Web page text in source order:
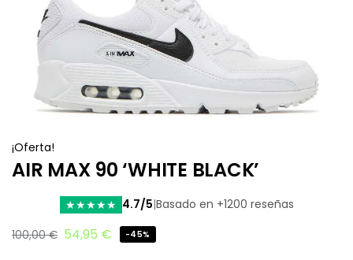
¡Oferta!
AIR MAX 90 ‘WHITE BLACK’
★★★★★ 4.7/5|Basado en +1200 reseñas
100,00€ 54,95 € -45%